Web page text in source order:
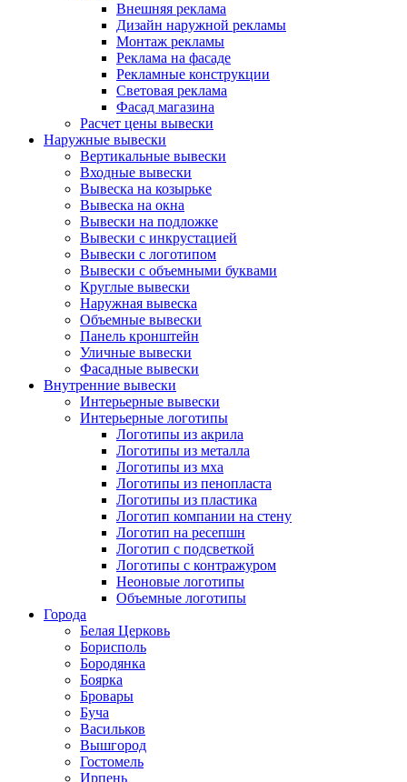
Внешняя реклама
Дизайн наружной рекламы
Монтаж рекламы
Реклама на фасаде
Рекламные конструкции
Световая реклама
Фасад магазина
Расчет цены вывески
Наружные вывески
Вертикальные вывески
Входные вывески
Вывеска на козырьке
Вывеска на окна
Вывески на подложке
Вывески с инкрустацией
Вывески с логотипом
Вывески с объемными буквами
Круглые вывески
Наружная вывеска
Объемные вывески
Панель кронштейн
Уличные вывески
Фасадные вывески
Внутренние вывески
Интерьерные вывески
Интерьерные логотипы
Логотипы из акрила
Логотипы из металла
Логотипы из мха
Логотипы из пенопласта
Логотипы из пластика
Логотип компании на стену
Логотип на ресепшн
Логотип с подсветкой
Логотипы с контражуром
Неоновые логотипы
Объемные логотипы
Города
Белая Церковь
Борисполь
Бородянка
Боярка
Бровары
Буча
Васильков
Вышгород
Гостомель
Ирпень